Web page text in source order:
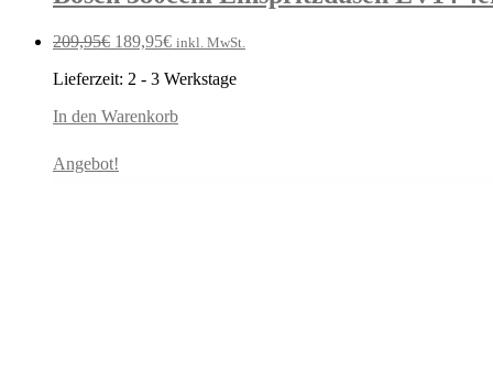
209,95€ Ursprünglicher
war:
189,95€Aktueller
ist:
inkl. MwSt.
Lieferzeit: 2 - 3 Werkstage
In den Warenkorb
Angebot!